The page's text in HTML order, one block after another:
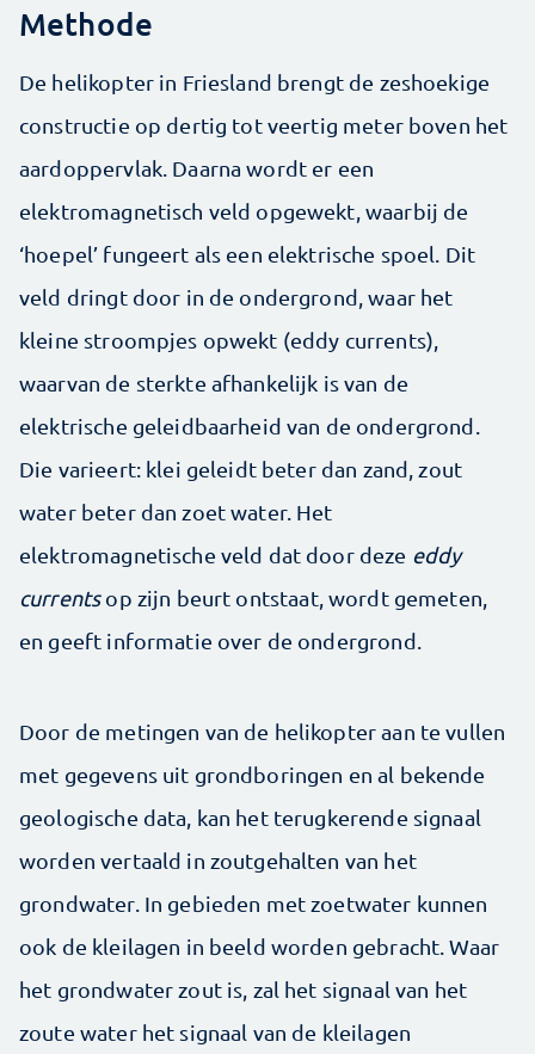
Methode
De helikopter in Friesland brengt de zeshoekige
constructie op dertig tot veertig meter boven het
aardoppervlak. Daarna wordt er een
elektromagnetisch veld opgewekt, waarbij de
‘hoepel’ fungeert als een elektrische spoel. Dit
veld dringt door in de ondergrond, waar het
kleine stroompjes opwekt (eddy currents),
waarvan de sterkte afhankelijk is van de
elektrische geleidbaarheid van de ondergrond.
Die varieert: klei geleidt beter dan zand, zout
water beter dan zoet water. Het
elektromagnetische veld dat door deze eddy
currentsop zijn beurt ontstaat, wordt gemeten,
en geeft informatie over de ondergrond.
Door de metingen van de helikopter aan te vullen
met gegevens uit grondboringen en al bekende
geologische data, kan het terugkerende signaal
worden vertaald in zoutgehalten van het
grondwater. In gebieden met zoetwater kunnen
ook de kleilagen in beeld worden gebracht. Waar
het grondwater zout is, zal het signaal van het
zoute water het signaal van de kleilagen